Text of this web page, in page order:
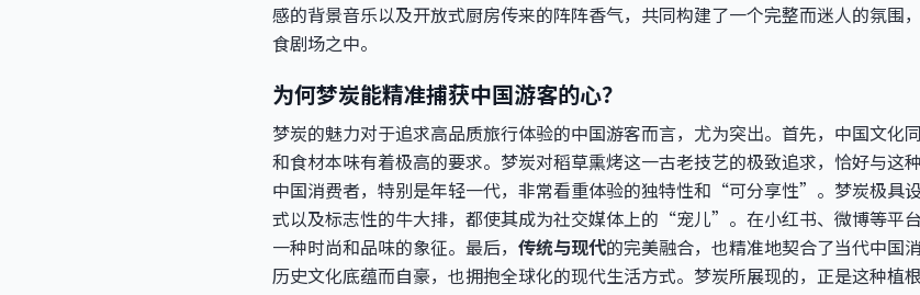
感的背景音乐以及开放式厨房传来的阵阵香气，共同构建了一个完整而迷人的氛围
食剧场之中。
为何梦炭能精准捕获中国游客的心？
梦炭的魅力对于追求高品质旅行体验的中国游客而言，尤为突出。首先，中国文
和食材本味有着极高的要求。梦炭对稻草熏烤这一古老技艺的极致追求，恰好与这
中国消费者，特别是年轻一代，非常看重体验的独特性和“可分享性”。梦炭极具
式以及标志性的牛大排，都使其成为社交媒体上的“宠儿”。在小红书、微博等平
一种时尚和品味的象征。最后， 传统与现代的完美融合，也精准地契合了当代中
历史文化底蕴而自豪，也拥抱全球化的现代生活方式。梦炭所展现的，正是这种植